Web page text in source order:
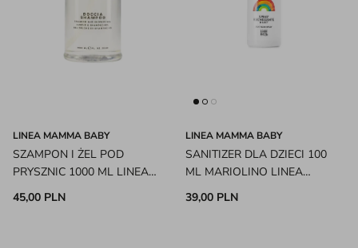
LINEA MAMMA BABY
SZAMPON I ŻEL POD
PRYSZNIC 1000 ML LINEA
45,00 PLN
LINEA MAMMA BABY
SANITIZER DLA DZIECI 100
ML MARIOLINO LINEA
39,00 PLN